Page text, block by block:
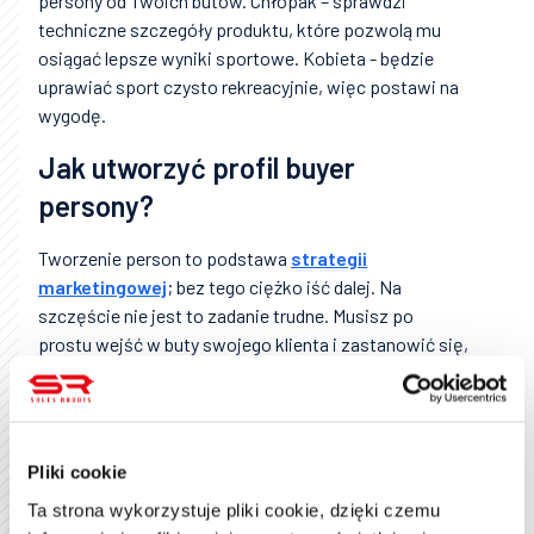
Pliki cookie
Ta strona wykorzystuje pliki cookie, dzięki czemu
techniczne szczegóły produktu, które pozwolą mu
osiągać lepsze wyniki sportowe. Kobieta - będzie
uprawiać sport czysto rekreacyjnie, więc postawi na
wygodę.
Jak utworzyć profil buyer
persony?
Tworzenie person to podstawa strategii
marketingowej; bez tego ciężko iść dalej. Na
szczęście nie jest to zadanie trudne. Musisz po
prostu wejść w buty swojego klienta i zastanowić się,
czego on oczekuje od Twojego produktu. Psycholodzy
wykazali, że ludzie kupują rzeczy, które pomagają im
grupa docelowa
reprezentująca ją przykładowa buyer persona.